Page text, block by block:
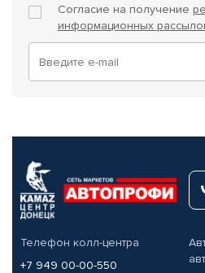
Согласие на получение
информационных
Телефон колл-центра
+7 949 00-00-550